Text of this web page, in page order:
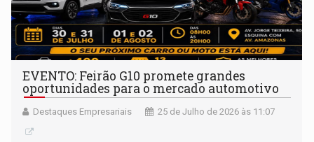
EVENTO: Feirão G10 promete grandes
oportunidades para o mercado automotivo
Destaques Empresariais 25 de Julho de 2026 às 11:07